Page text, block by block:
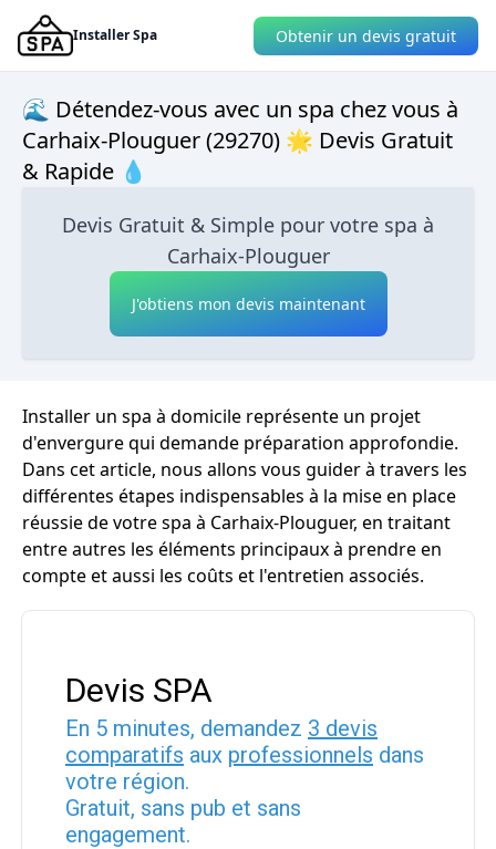
Installer Spa Obtenir un devis gratuit
🌊 Détendez-vous avec un spa chez vous à
Carhaix-Plouguer (29270) 🌟 Devis Gratuit
& Rapide 💧
Devis Gratuit & Simple pour votre spa à
Carhaix-Plouguer
J'obtiens mon devis maintenant
Installer un spa à domicile représente un projet
d'envergure qui demande préparation approfondie.
Dans cet article, nous allons vous guider à travers les
différentes étapes indispensables à la mise en place
réussie de votre spa à Carhaix-Plouguer, en traitant
entre autres les éléments principaux à prendre en
compte et aussi les coûts et l'entretien associés.
Devis SPA
En 5 minutes, demandez 3 devis
comparatifs aux professionnels dans
votre région.
Gratuit, sans pub et sans
engagement.